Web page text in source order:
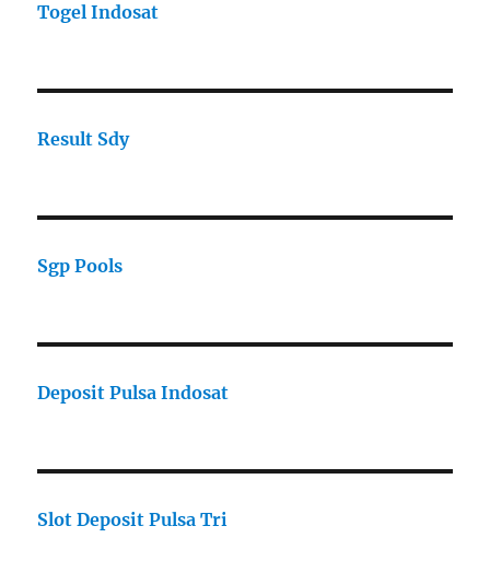
Togel Indosat
Result Sdy
Sgp Pools
Deposit Pulsa Indosat
Slot Deposit Pulsa Tri